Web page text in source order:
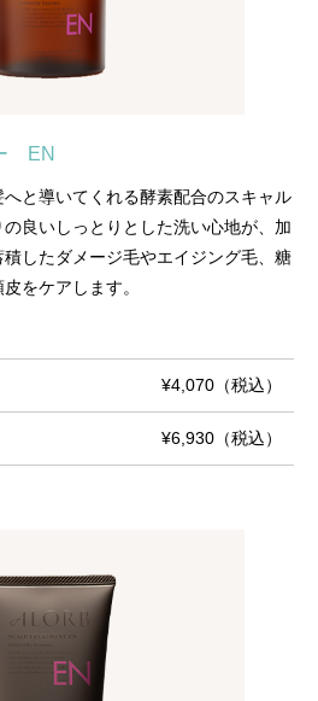
EN
と導いてくれる酵素配合のスキャル
良いしっとりとした洗い心地が、加
したダメージ毛やエイジング毛、糖
をケアします。
¥4,070（税込）
¥6,930（税込）